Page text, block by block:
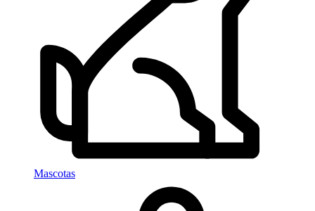
Mascotas